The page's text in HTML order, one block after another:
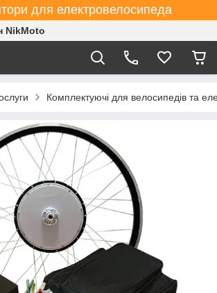
для електровелосипеда
NikMoto
Комплектуючі для велосипедів та